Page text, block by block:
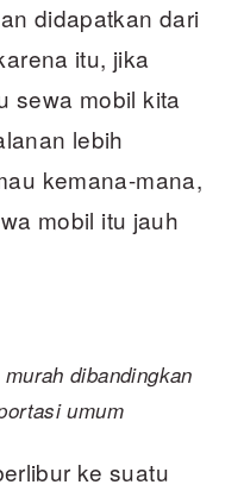
didapatkan dari
itu, jika
sewa mobil kita
lebih
kemana-mana,
mobil itu jauh
dibandingkan
umum
ke suatu